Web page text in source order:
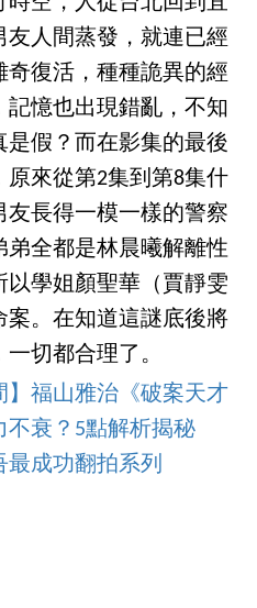
友人間蒸發，就連已經
復活，種種詭異的經
憶也出現錯亂，不知
假？而在影集的最後
來從第2集到第8集什
長得一模一樣的警察
弟全都是林晨曦解離性
以學姐顏聖華（賈靜雯
案。在知道這謎底後將
切都合理了。
】福山雅治《破案天才
不衰？5點解析揭秘
最成功翻拍系列